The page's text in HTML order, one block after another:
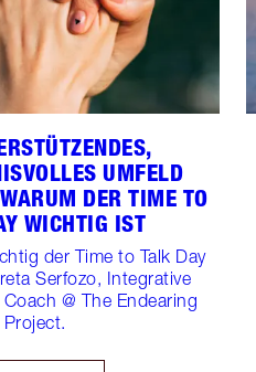
UMFELD
DER TIME TO
WICHTIG IST
der Time to Talk Day
Serfozo, Integrative
@ The Endearing
Project.